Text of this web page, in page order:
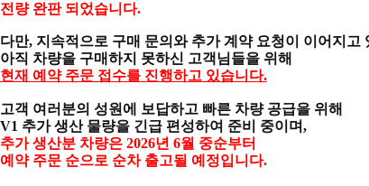
전량 완판 되었습니다.
다만, 지속적으로 구매 문의와 추가 계약 요청이 이어지고
아직 차량을 구매하지 못하신 고객님들을 위해
현재 예약 주문 접수를 진행하고 있습니다.
고객 여러분의 성원에 보답하고 빠른 차량 공급을 위해
V1 추가 생산 물량을 긴급 편성하여 준비 중이며,
추가 생산분 차량은 2026년 6월 중순부터
예약 주문 순으로 순차 출고될 예정입니다.